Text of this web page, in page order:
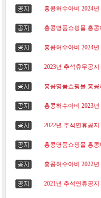
홍콩허수아비 2024
홍콩명품쇼핑몰 홍
홍콩허수아비 2024
2023년 추석휴무공지
홍콩명품쇼핑몰 홍
홍콩허수아비 2023
2022년 추석연휴공지
홍콩명품쇼핑몰 홍
홍콩허수아비 2022
2021년 추석연휴공지